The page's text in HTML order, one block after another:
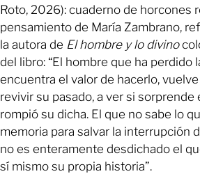
Roto, 2026): cuaderno de horcones
pensamiento de María Zambrano,
la autora de El hombre y lo divino
del libro: “El hombre que ha perdido
encuentra el valor de hacerlo,
revivir su pasado, a ver si
rompió su dicha. El que no sabe lo
memoria para salvar la interrupción
no es enteramente desdichado el
sí mismo su propia historia”.